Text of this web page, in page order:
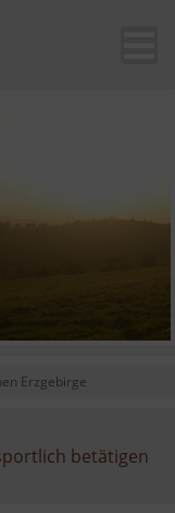
Erzgebirge
betätigen